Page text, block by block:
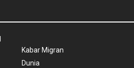
Kabar Migran
Dunia